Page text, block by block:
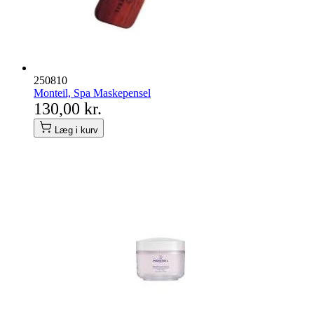
250810
Monteil, Spa Maskepensel
130,00 kr.
Læg i kurv